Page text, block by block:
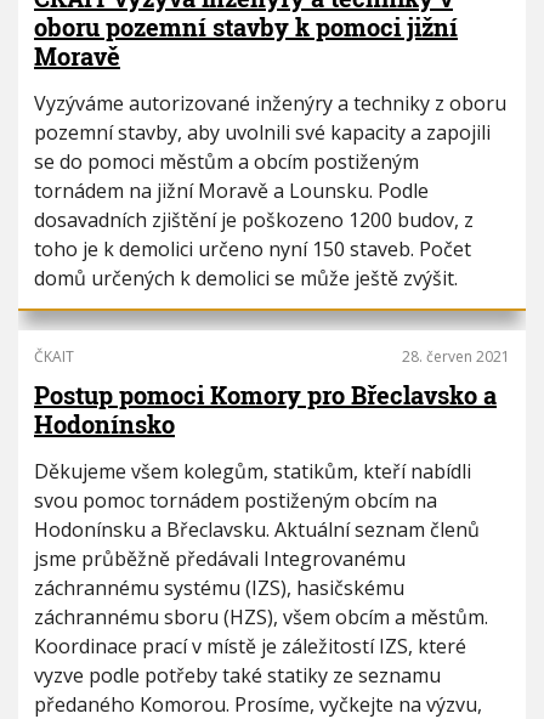
oboru pozemní stavby k pomoci jižní
Moravě
Vyzýváme autorizované inženýry a techniky z oboru
pozemní stavby, aby uvolnili své kapacity a zapojili
se do pomoci městům a obcím postiženým
tornádem na jižní Moravě a Lounsku. Podle
dosavadních zjištění je poškozeno 1200 budov, z
toho je k demolici určeno nyní 150 staveb. Počet
domů určených k demolici se může ještě zvýšit.
ČKAIT 28. červen 2021
Postup pomoci Komory pro Břeclavsko a
Hodonínsko
Děkujeme všem kolegům, statikům, kteří nabídli
svou pomoc tornádem postiženým obcím na
Hodonínsku a Břeclavsku. Aktuální seznam členů
jsme průběžně předávali Integrovanému
záchrannému systému (IZS), hasičskému
záchrannému sboru (HZS), všem obcím a městům.
Koordinace prací v místě je záležitostí IZS, které
vyzve podle potřeby také statiky ze seznamu
předaného Komorou. Prosíme, vyčkejte na výzvu,